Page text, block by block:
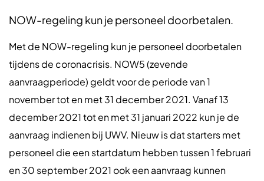
NOW-regeling kun je personeel doorbetalen.
Met de NOW-regeling kun je personeel doorbetalen
tijdens de coronacrisis. NOW5 (zevende
aanvraagperiode) geldt voor de periode van 1
november tot en met 31 december 2021. Vanaf 13
december 2021 tot en met 31 januari 2022 kun je de
aanvraag indienen bij UWV. Nieuw is dat starters met
personeel die een startdatum hebben tussen 1 februari
en 30 september 2021 ook een aanvraag kunnen